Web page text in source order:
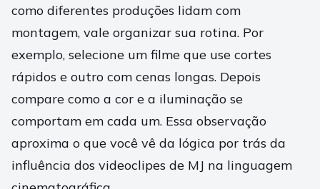
como diferentes produções lidam com
montagem, vale organizar sua rotina. Por
exemplo, selecione um filme que use cortes
rápidos e outro com cenas longas. Depois
compare como a cor e a iluminação se
comportam em cada um. Essa observação
aproxima o que você vê da lógica por trás da
influência dos videoclipes de MJ na linguagem